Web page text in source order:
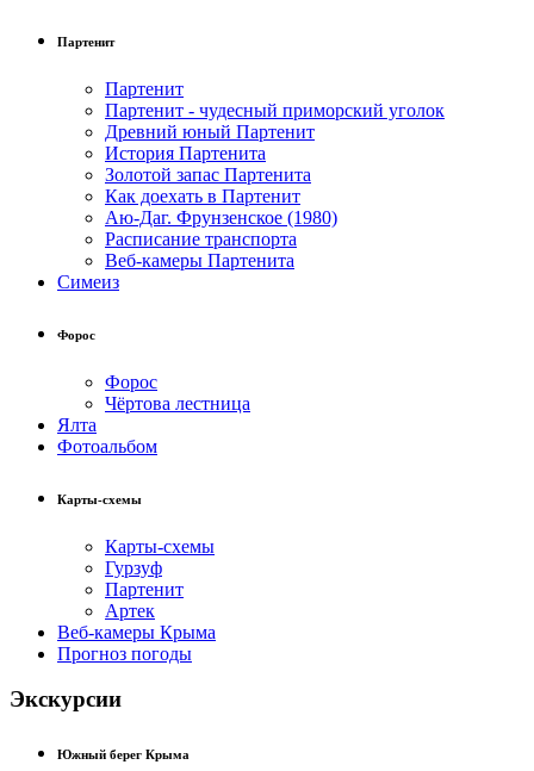
Партенит
Партенит
Партенит - чудесный приморский уголок
Древний юный Партенит
История Партенита
Золотой запас Партенита
Как доехать в Партенит
Аю-Даг. Фрунзенское (1980)
Расписание транспорта
Веб-камеры Партенита
Симеиз
Форос
Форос
Чёртова лестница
Ялта
Фотоальбом
Карты-схемы
Карты-схемы
Гурзуф
Партенит
Артек
Веб-камеры Крыма
Прогноз погоды
Экскурсии
Южный берег Крыма